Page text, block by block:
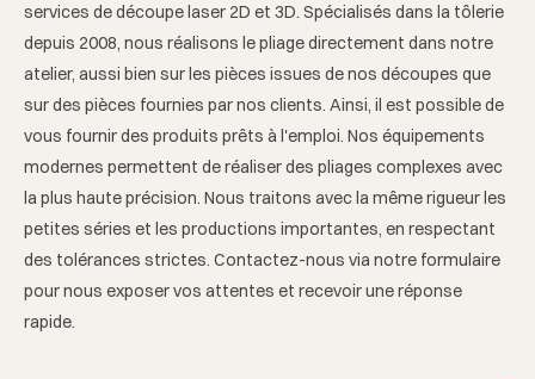
services de découpe laser 2D et 3D. Spécialisés dans la tôlerie
depuis 2008, nous réalisons le pliage directement dans notre
atelier, aussi bien sur les pièces issues de nos découpes que
sur des pièces fournies par nos clients. Ainsi, il est possible de
vous fournir des produits prêts à l'emploi. Nos équipements
modernes permettent de réaliser des pliages complexes avec
la plus haute précision. Nous traitons avec la même rigueur les
petites séries et les productions importantes, en respectant
des tolérances strictes. Contactez-nous via notre formulaire
pour nous exposer vos attentes et recevoir une réponse
rapide.